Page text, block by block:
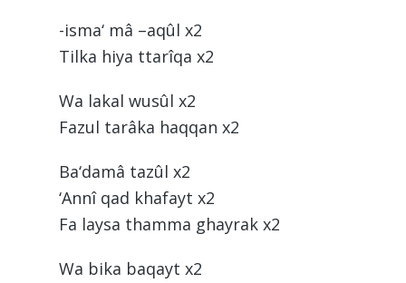
-isma‘ mâ –aqûl x2
Tilka hiya ttarîqa x2
Wa lakal wusûl x2
Fazul tarâka haqqan x2
Ba‘damâ tazûl x2
‘Annî qad khafayt x2
Fa laysa thamma ghayrak x2
Wa bika baqayt x2